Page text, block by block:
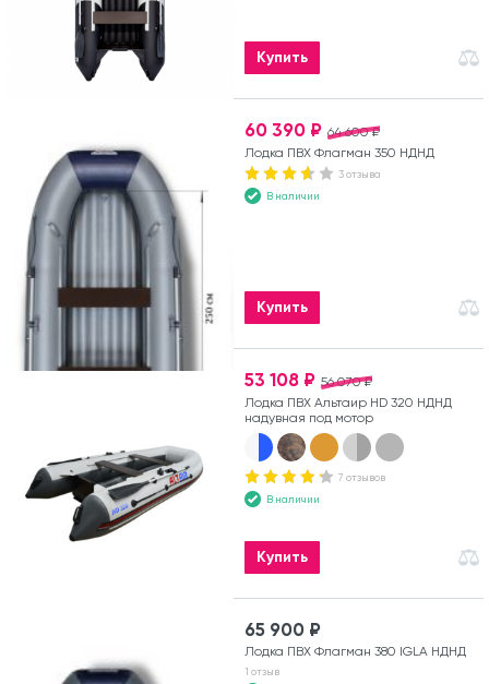
Купить
64 600 ₽
60 390 ₽
Лодка ПВХ Флагман 350 НДНД
3 отзыва
В наличии
Купить
56 070 ₽
53 108 ₽
Лодка ПВХ Альтаир HD 320 НДНД
надувная под мотор
7 отзывов
В наличии
Купить
65 900 ₽
Лодка ПВХ Флагман 380 IGLA НДНД
1 отзыв